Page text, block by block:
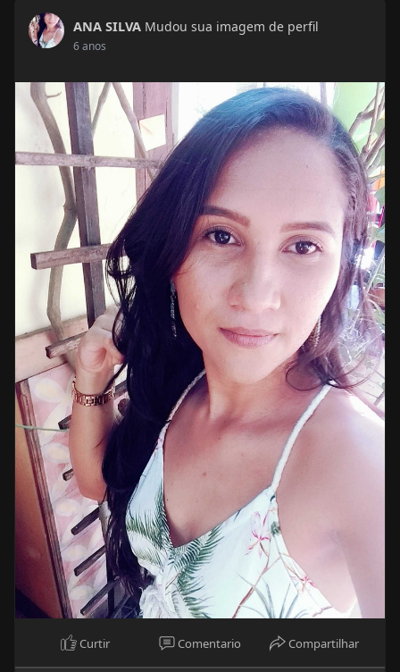
ANA SILVA Mudou sua imagem de perfil
6 anos
Curtir Comentario Compartilhar